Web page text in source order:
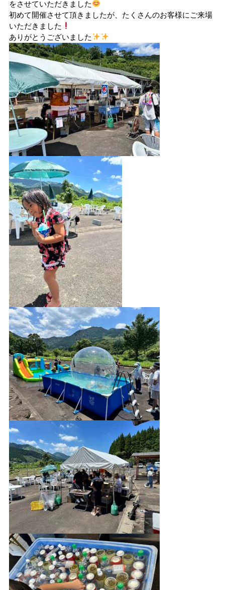
をさせていただきました
初めて開催させて頂きましたが、たくさんのお客様にご来場
いただきました
ありがとうございました